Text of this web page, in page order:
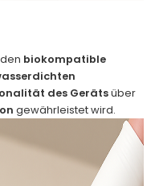
biokompatible
des Gerätsüber
gewährleistet wird.